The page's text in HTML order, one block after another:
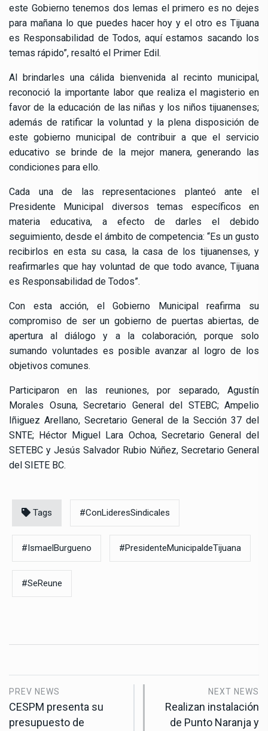
este Gobierno tenemos dos lemas el primero es no dejes
para mañana lo que puedes hacer hoy y el otro es Tijuana
es Responsabilidad de Todos, aquí estamos sacando los
temas rápido”, resaltó el Primer Edil.
Al brindarles una cálida bienvenida al recinto municipal,
reconoció la importante labor que realiza el magisterio en
favor de la educación de las niñas y los niños tijuanenses;
además de ratificar la voluntad y la plena disposición de
este gobierno municipal de contribuir a que el servicio
educativo se brinde de la mejor manera, generando las
condiciones para ello.
Cada una de las representaciones planteó ante el
Presidente Municipal diversos temas específicos en
materia educativa, a efecto de darles el debido
seguimiento, desde el ámbito de competencia: “Es un gusto
recibirlos en esta su casa, la casa de los tijuanenses, y
reafirmarles que hay voluntad de que todo avance, Tijuana
es Responsabilidad de Todos”.
Con esta acción, el Gobierno Municipal reafirma su
compromiso de ser un gobierno de puertas abiertas, de
apertura al diálogo y a la colaboración, porque solo
sumando voluntades es posible avanzar al logro de los
objetivos comunes.
Participaron en las reuniones, por separado, Agustín
Morales Osuna, Secretario General del STEBC; Ampelio
Iñiguez Arellano, Secretario General de la Sección 37 del
SNTE; Héctor Miguel Lara Ochoa, Secretario General del
SETEBC y Jesús Salvador Rubio Núñez, Secretario General
del SIETE BC.
Tags #ConLideresSindicales
#IsmaelBurgueno #PresidenteMunicipaldeTijuana
#SeReune
PREV NEWS
CESPM presenta su
presupuesto de
NEXT NEWS
Realizan instalación
de Punto Naranja y